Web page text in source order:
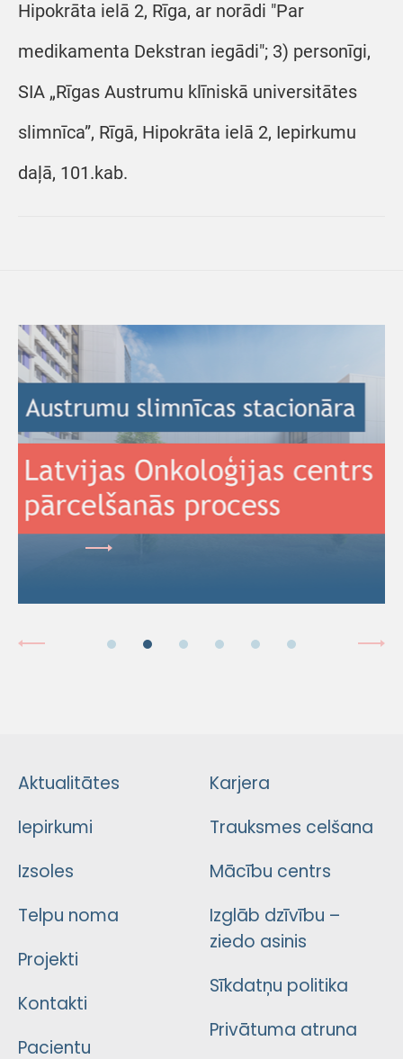
Hipokrāta ielā 2, Rīga, ar norādi "Par
medikamenta Dekstran iegādi"; 3) personīgi,
SIA „Rīgas Austrumu klīniskā universitātes
slimnīca”, Rīgā, Hipokrāta ielā 2, Iepirkumu
daļā, 101.kab.
Aktualitātes
Iepirkumi
Izsoles
Telpu noma
Projekti
Kontakti
Pacientu
Karjera
Trauksmes celšana
Mācību centrs
Izglāb dzīvību –
ziedo asinis
Sīkdatņu politika
Privātuma atruna